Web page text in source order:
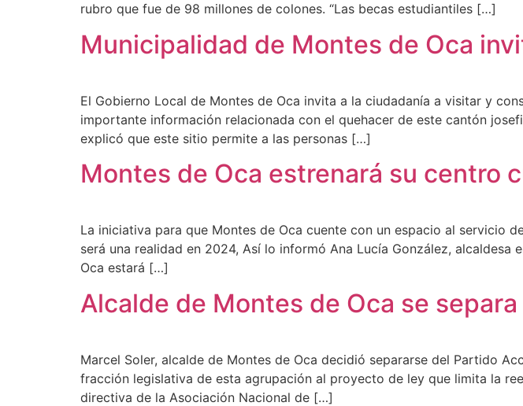
rubro que fue de 98 millones de colones. “Las becas estudiantiles […]
Municipalidad de Montes de Oca
El Gobierno Local de Montes de Oca invita a la ciudadanía a visitar y
importante información relacionada con el quehacer de este cantón
explicó que este sitio permite a las personas […]
Montes de Oca estrenará su centro
La iniciativa para que Montes de Oca cuente con un espacio al servicio
será una realidad en 2024, Así lo informó Ana Lucía González,
Oca estará […]
Alcalde de Montes de Oca se separa
Marcel Soler, alcalde de Montes de Oca decidió separarse del Partido
fracción legislativa de esta agrupación al proyecto de ley que limita la
directiva de la Asociación Nacional de […]